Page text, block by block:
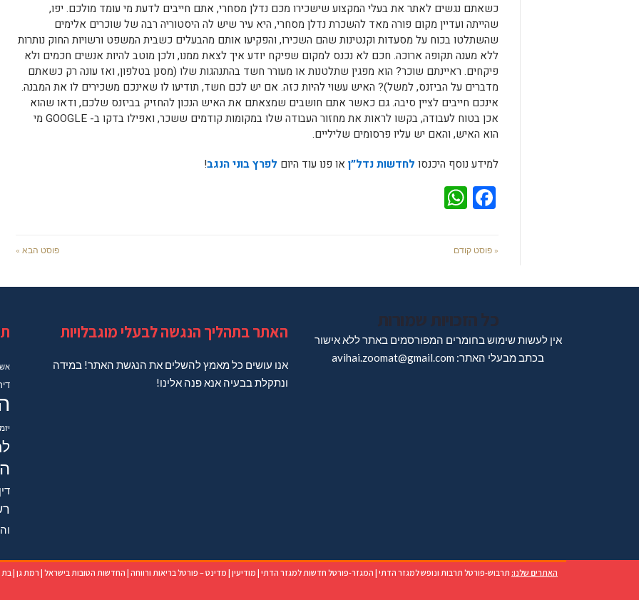
כשאתם נגשים לאתר את בעלי המקצוע שישכירו מכם נדלן מסחרי, אתם חייבים לדעת מי עומד מולכם. יפו,
שהייתה ועדיין מקום פורה מאד להשכרת נדלן מסחרי, היא עיר שיש לה היסטוריה רבה של שוכרים אלימים
שהשתלטו בכוח על מסעדות וקנטינות שהם השכירו, והפקיעו אותם מהבעלים כשבית המשפט ורשויות החוק נותרות
ללא מענה תקופה ארוכה. חכם לא נכנס למקום שפיקח יודע איך לצאת ממנו, ולכן מוטב להיות אנשים חכמים ולא
פיקחים. ראיינתם שוכר? הוא מפגין שתלטנות או מעורר חשד בהתנהגות שלו (מסנן בטלפון, ואז עונה רק כשאתם
מדברים על הביזנס, למשל)? האיש עשוי להיות כזה. אם יש לכם חשד, תודיעו לו שאינכם משכירים לו את המבנה.
אינכם חייבים לציין סיבה. גם כאשר אתם חושבים שמצאתם את האיש הנכון להחזיק בביזנס שלכם, ודאו שהוא
אכן בטוח לעבודה, בקשו לראות את מחזור העבודה שלו במקומות קודמים ששכר, ואפילו בדקו ב- GOOGLE מי
הוא האיש, והאם יש עליו פרסומים שליליים.
למידע נוסף היכנסו לחדשות נדל״ן או פנו עוד היום לפרץ בוני הנגב!
Facebook
« פוסט קודם פוסט הבא »
כל הזכויות שמורות
אין לעשות שימוש בחומרים המפורסמים באתר ללא אישור
בכתב מבעלי האתר: avihai.zoomat@gmail.com
האתר בתהליך הנגשה לבעלי מוגבלויות
אנו עושים כל מאמץ להשלים את הנגשת האתר! במידה
ונתקלת בבעיה אנא פנה אלינו!
דין
האתרים שלנו: תרבוש-פורטל תרבות ונופש למגזר הדתי | המגזר-פורטל חדשות למגזר הדתי | מודיעין | מדינט – פורטל בריאות ורווחה | החדשות הטובות בישראל | רמת גן |בת